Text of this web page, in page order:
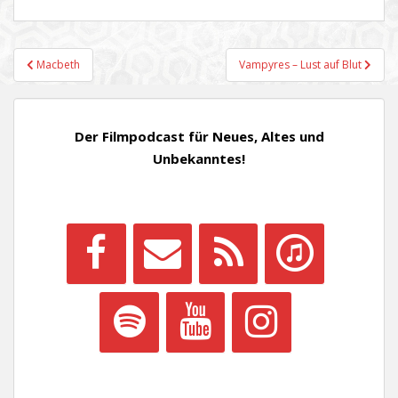
Beitragsnavigation
Macbeth Vampyres – Lust auf Blut
Der Filmpodcast für Neues, Altes und
Unbekanntes!